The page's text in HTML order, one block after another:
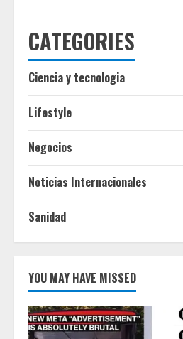
CATEGORIES
Ciencia y tecnologia
Lifestyle
Negocios
Noticias Internacionales
Sanidad
YOU MAY HAVE MISSED